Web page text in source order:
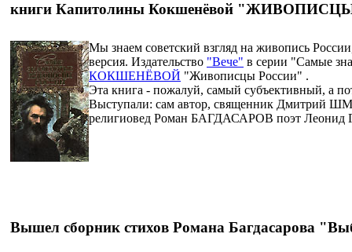
книги Капитолины Кокшенёвой
Мы знаем советский взгляд на живопись
версия. Издательство "Вече" в серии "Самые
КОКШЕНЁВОЙ "Живописцы России" .
Эта книга - пожалуй, самый субъективный, а
Выступали: сам автор, священник
религиовед Роман БАГДАСАРОВ поэт
Вышел сборник стихов Романа Багдасарова